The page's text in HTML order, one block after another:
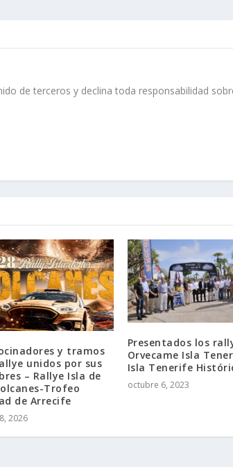
de terceros y declina toda responsabilidad
y tramos
unidos por sus
– Rallye Isla de
Trofeo
de Arrecife
2026
Presentados los
Orvecame Isla
Isla Tenerife
octubre 6, 2023